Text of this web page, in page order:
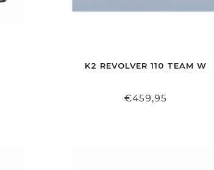
K2 REVOLVER 110 TEAM W
€459,95